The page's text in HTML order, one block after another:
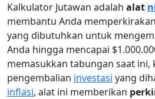
Kalkulator Jutawan adalah alat
membantu Anda
yang dibutuhkan untuk
Anda hingga mencapai
memasukkan tabungan saat
pengembalian investasi yang
inflasi, alat ini memberikan